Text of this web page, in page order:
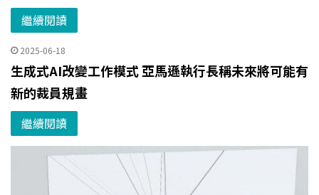
繼續閱讀
2025-06-18
生成式AI改變工作模式 亞馬遜執行長稱未來將可能有
新的裁員規畫
繼續閱讀